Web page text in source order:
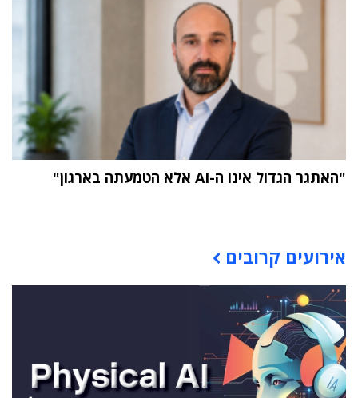
"האתגר הגדול אינו ה-AI אלא הטמעתה בארגון"
אירועים קרובים